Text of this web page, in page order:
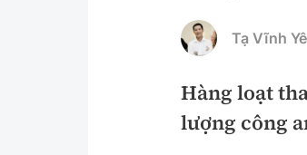
An ninh hình sự
Tạ Vĩnh
Hàng loạt
lượng công